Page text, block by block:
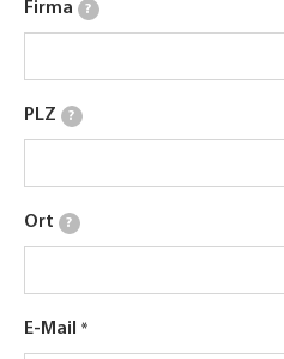
Firma ?
PLZ ?
Ort ?
E-Mail